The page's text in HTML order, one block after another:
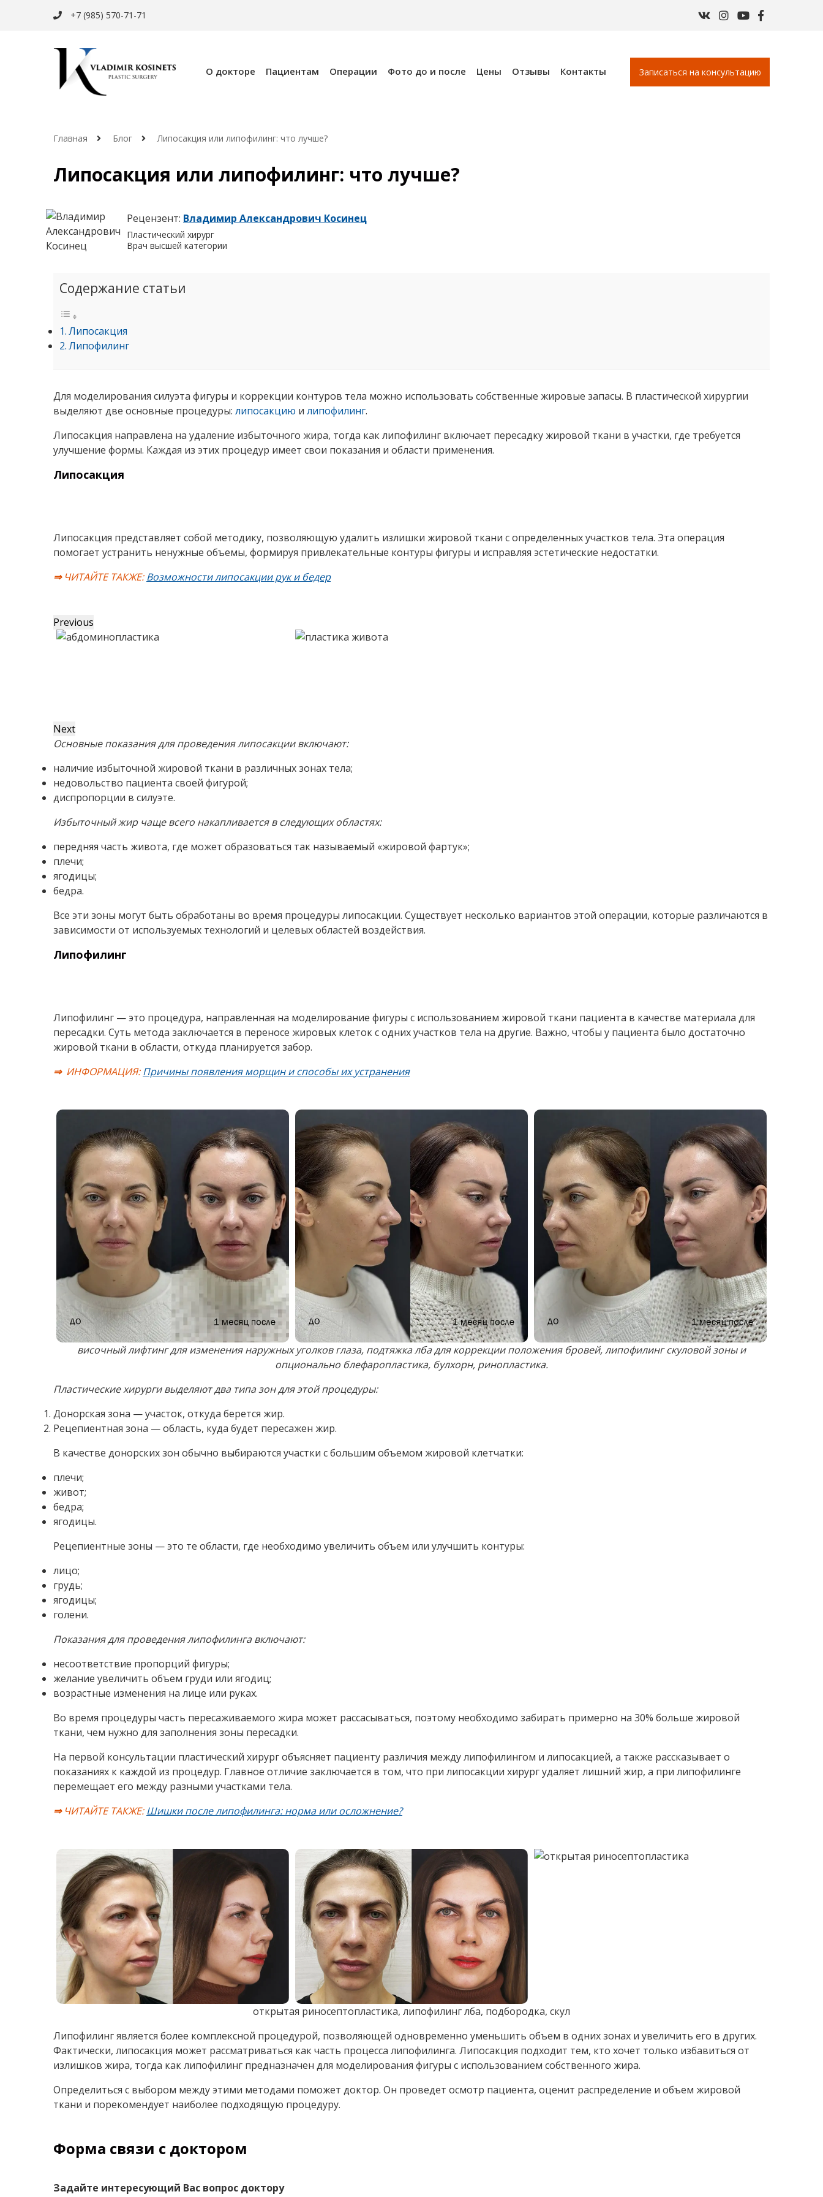
+7 (985) 570-71-71
О докторе Пациентам Операции Фото до и после Цены Отзывы Контакты Записаться на консультацию
Главная Блог Липосакция или липофилинг: что лучше?
Липосакция или липофилинг: что лучше?
Рецензент: Владимир Александрович Косинец
Пластический хирург
Врач высшей категории
Содержание статьи
Липосакция
Липофилинг
Для моделирования силуэта фигуры и коррекции контуров тела можно использовать собственные жировые запасы. В пластической хирургии
выделяют две основные процедуры: липосакцию и липофилинг.
Липосакция направлена на удаление избыточного жира, тогда как липофилинг включает пересадку жировой ткани в участки, где требуется
улучшение формы. Каждая из этих процедур имеет свои показания и области применения.
Липосакция
Липосакция представляет собой методику, позволяющую удалить излишки жировой ткани с определенных участков тела. Эта операция
помогает устранить ненужные объемы, формируя привлекательные контуры фигуры и исправляя эстетические недостатки.
⇒ ЧИТАЙТЕ ТАКЖЕ:Возможности липосакции рук и бедер
Previous
Next
Основные показания для проведения липосакции включают:
диспропорции в силуэте.
Избыточный жир чаще всего накапливается в следующих областях:
передняя часть живота, где может образоваться так называемый «жировой фартук»;
плечи;
ягодицы;
бедра.
Все эти зоны могут быть обработаны во время процедуры липосакции. Существует несколько вариантов этой операции, которые различаются в
зависимости от используемых технологий и целевых областей воздействия.
Липофилинг
Липофилинг — это процедура, направленная на моделирование фигуры с использованием жировой ткани пациента в качестве материала для
пересадки. Суть метода заключается в переносе жировых клеток с одних участков тела на другие. Важно, чтобы у пациента было достаточно
жировой ткани в области, откуда планируется забор.
⇒ИНФОРМАЦИЯ:Причины появления морщин и способы их устранения
височный лифтинг для изменения наружных уголков глаза, подтяжка лба для коррекции положения бровей, липофилинг скуловой зоны и
Пластические хирурги выделяют два типа зон для этой процедуры:
Донорская зона — участок, откуда берется жир.
Рецепиентная зона — область, куда будет пересажен жир.
В качестве донорских зон обычно выбираются участки с большим объемом жировой клетчатки:
живот;
Рецепиентные зоны — это те области, где необходимо увеличить объем или улучшить контуры:
лицо;
грудь;
ягодицы;
голени.
Показания для проведения липофилинга включают:
несоответствие пропорций фигуры;
желание увеличить объем груди или ягодиц;
возрастные изменения на лице или руках.
Во время процедуры часть пересаживаемого жира может рассасываться, поэтому необходимо забирать примерно на 30% больше жировой
ткани, чем нужно для заполнения зоны пересадки.
показаниях к каждой из процедур. Главное отличие заключается в том, что при липосакции хирург удаляет лишний жир, а при липофилинге
перемещает его между разными участками тела.